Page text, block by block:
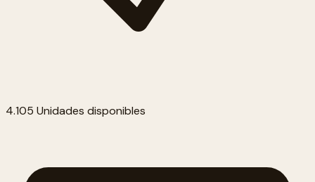
4.105 Unidades disponibles